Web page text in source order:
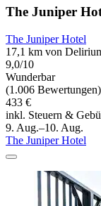
The Juniper
The Juniper Hotel
17,1 km von
9,0/10
Wunderbar
(1.006 Bewertungen)
433 €
inkl. Steuern &
9. Aug.–10. Aug.
The Juniper Hotel